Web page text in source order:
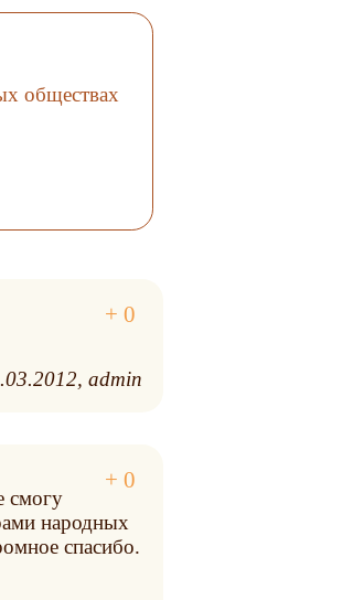
обществах
admin
смогу
народных
спасибо.